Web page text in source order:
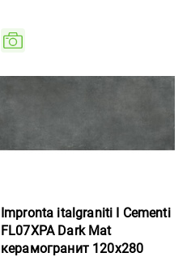
Impronta italgraniti I Cementi
FL07XPA Dark Mat
керамогранит 120x280